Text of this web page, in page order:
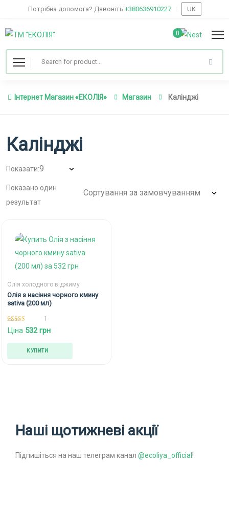
Потрібна допомога? Дзвоніть:+380636910227 UK
0
Інтернет Магазин «ЕКОЛІЯ» Магазин Калінджі
Калінджі
Показати:
Показано один
результат
Олія холодного віджиму
Олія з насіння чорного кмину
sativa (200 мл)
5.00
out of 5
1
Ціна 532грн
КУПИТИ
Наші щотижневі акції
Підпишіться на наш телеграм канал @ecoliya_official !